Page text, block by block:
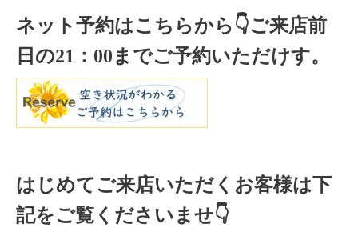
ネット予約はこちらから👇ご来店前
日の21 ： 00までご予約いただけす。
はじめてご来店いただくお客様は下
記をご覧くださいませ👇